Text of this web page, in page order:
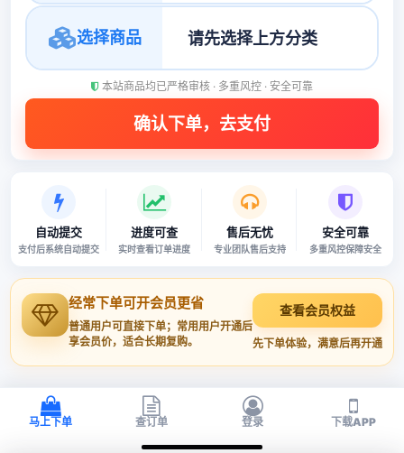
选择商品
本站商品均已严格审核 · 多重风控 · 安全可靠
自动提交
支付后系统自动提交
进度可查
实时查看订单进度
售后无忧
专业团队售后支持
安全可靠
多重风控保障安全
经常下单可开会员更省
普通用户可直接下单；常用用户开通后
享会员价，适合长期复购。
查看会员权益
先下单体验，满意后再开通
马上下单 查订单 登录 下载APP